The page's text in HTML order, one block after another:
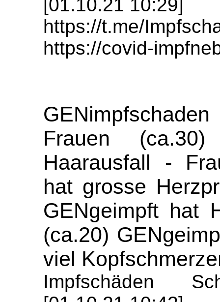
[01.10.21 10:29]
https://t.me/
https://covid-
Frauen
Haarausfall -
hat grosse
GENgeimpft hat
(ca.20)
viel
Impfschäden